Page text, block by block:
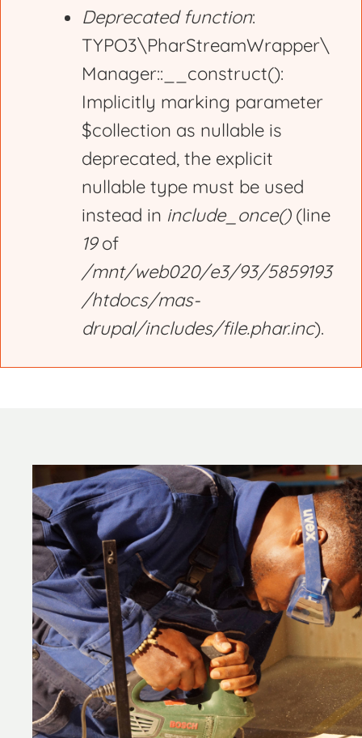
Deprecated function:
TYPO3\PharStreamWrapper\
Manager::__construct():
Implicitly marking parameter
$collection as nullable is
deprecated, the explicit
nullable type must be used
instead in include_once()(line
19of
/mnt/web020/e3/93/5859193
/htdocs/mas-
drupal/includes/file.phar.inc).